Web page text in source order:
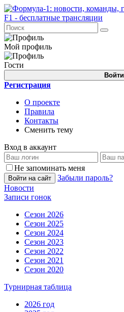
Мой профиль
Гости
Войти
Регистрация
О проекте
Правила
Контакты
Сменить тему
Вход в аккаунт
Не запоминать меня
Войти на сайт
Забыли пароль?
Новости
Записи гонок
Сезон 2026
Сезон 2025
Сезон 2024
Сезон 2023
Сезон 2022
Сезон 2021
Сезон 2020
Турнирная таблица
2026 год